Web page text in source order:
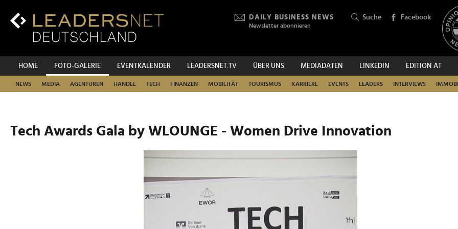
Inhalt
Hauptnavigation
DAILY BUSINESS NEWS
Newsletter abonnieren
Suche Facebook
HOME FOTO-GALERIE EVENTKALENDER LEADERSNET.TV ÜBER UNS MEDIADATEN LINKEDIN EDITION AT
NEWS MEDIA AGENTUREN HANDEL TECH FINANZEN MOBILITÄT TOURISMUS KARRIERE EVENTS LEADERS INTERVIEWS
SUCHEN
Tech Awards Gala by WLOUNGE - Women Drive Innovation